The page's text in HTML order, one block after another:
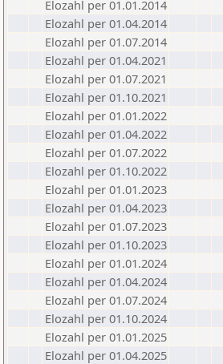
Elozahl per 01.01.2014
Elozahl per 01.04.2014
Elozahl per 01.07.2014
Elozahl per 01.04.2021
Elozahl per 01.07.2021
Elozahl per 01.10.2021
Elozahl per 01.01.2022
Elozahl per 01.04.2022
Elozahl per 01.07.2022
Elozahl per 01.10.2022
Elozahl per 01.01.2023
Elozahl per 01.04.2023
Elozahl per 01.07.2023
Elozahl per 01.10.2023
Elozahl per 01.01.2024
Elozahl per 01.04.2024
Elozahl per 01.07.2024
Elozahl per 01.10.2024
Elozahl per 01.01.2025
Elozahl per 01.04.2025